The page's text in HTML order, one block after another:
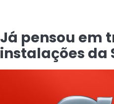
Já pensou em
instalações da